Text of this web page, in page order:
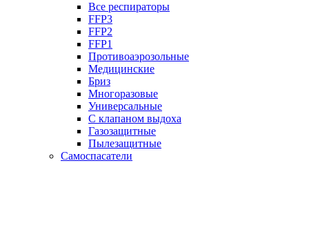
Все респираторы
FFP3
FFP2
FFP1
Противоаэрозольные
Медицинские
Бриз
Многоразовые
Универсальные
С клапаном выдоха
Газозащитные
Пылезащитные
Самоспасатели